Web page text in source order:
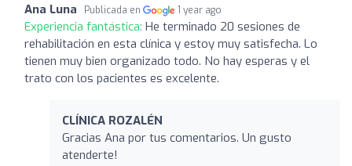
Ana Luna Publicada en 1 year ago
Experiencia fantástica: He terminado 20 sesiones de
rehabilitación en esta clínica y estoy muy satisfecha. Lo
tienen muy bien organizado todo. No hay esperas y el
trato con los pacientes es excelente.
CLÍNICA ROZALÉN
Gracias Ana por tus comentarios. Un gusto
atenderte!